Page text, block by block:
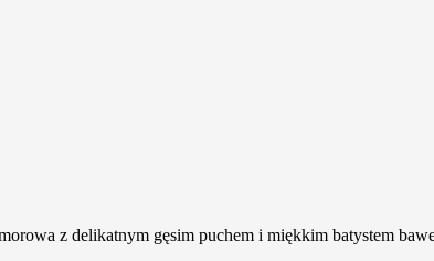
z delikatnym gęsim puchem i miękkim batystem